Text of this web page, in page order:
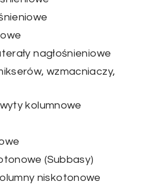
nagłośnieniowe
wzmacniaczy,
kolumnowe
(Subbasy)
niskotonowe